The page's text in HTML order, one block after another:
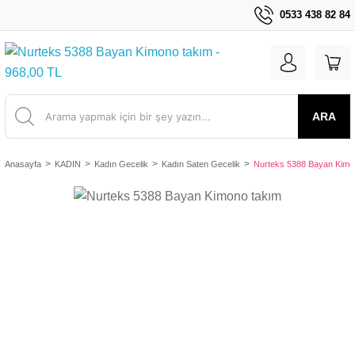
0533 438 82 84
ARA
Anasayfa KADIN Kadın Gecelik Kadın Saten Gecelik Nurteks 5388 Bayan